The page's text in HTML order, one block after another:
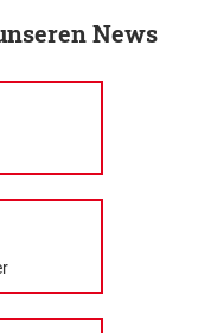
News